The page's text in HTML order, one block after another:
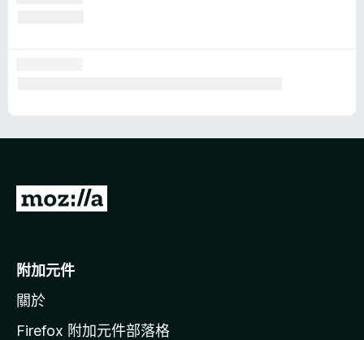
前
o
i
l
附加元件
關於
Firefox 附加元件部落格